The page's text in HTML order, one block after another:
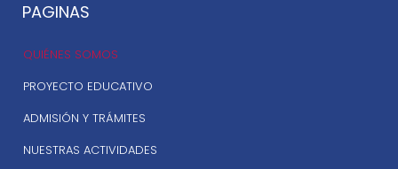
PAGINAS
QUIÉNES SOMOS
PROYECTO EDUCATIVO
ADMISIÓN Y TRÁMITES
NUESTRAS ACTIVIDADES